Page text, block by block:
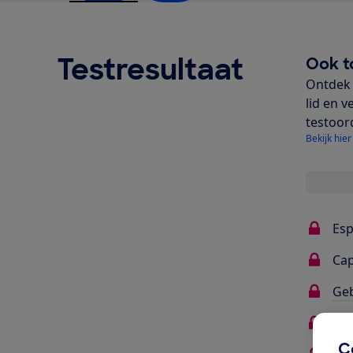
Testresultaat Ook
lid en
Bekijk